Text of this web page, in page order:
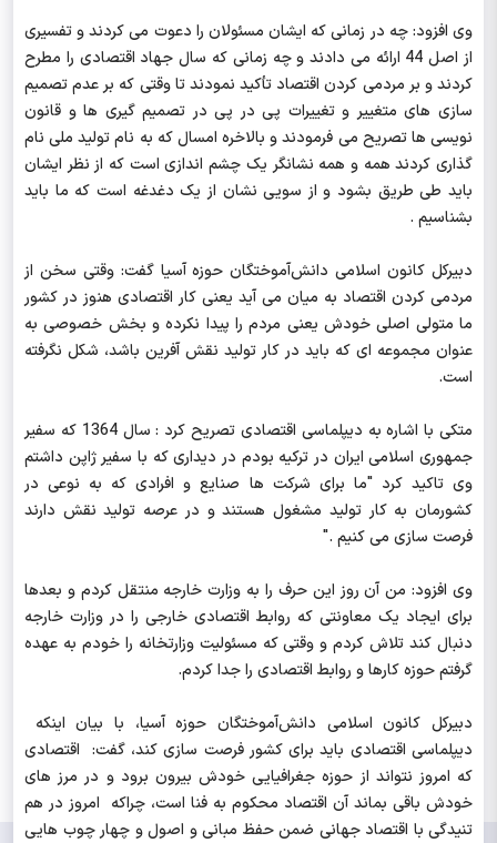
وی افزود: چه در زمانی که ایشان مسئولان را دعوت می کردند و تفسیری
از اصل 44 ارائه می دادند و چه زمانی که سال جهاد اقتصادی را مطرح
کردند و بر مردمی کردن اقتصاد تأکید نمودند تا وقتی که بر عدم تصمیم
سازی های متغییر و تغییرات پی در پی در تصمیم گیری ها و قانون
نویسی ها تصریح می فرمودند و بالاخره امسال که به نام تولید ملی نام
گذاری کردند همه و همه نشانگر یک چشم اندازی است که از نظر ایشان
باید طی طریق بشود و از سویی نشان از یک دغدغه است که ما باید
بشناسیم .
دبیرکل کانون اسلامی دانش‌آموختگان حوزه آسیا گفت: وقتی سخن از
مردمی کردن اقتصاد به میان می آید یعنی کار اقتصادی هنوز در کشور
ما متولی اصلی خودش یعنی مردم را پیدا نکرده و بخش خصوصی به
عنوان مجموعه ای که باید در کار تولید نقش آفرین باشد، شکل نگرفته
است.
متکی با اشاره به دیپلماسی اقتصادی تصریح کرد : سال 1364 که سفیر
جمهوری اسلامی ایران در ترکیه بودم در دیداری که با سفیر ژاپن داشتم
وی تاکید کرد "ما برای شرکت ها صنایع و افرادی که به نوعی در
کشورمان به کار تولید مشغول هستند و در عرصه تولید نقش دارند
فرصت سازی می کنیم ."
وی افزود: من آن روز این حرف را به وزارت خارجه منتقل کردم و بعدها
برای ایجاد یک معاونتی که روابط اقتصادی خارجی را در وزارت خارجه
دنبال کند تلاش کردم و وقتی که مسئولیت وزارتخانه را خودم به عهده
گرفتم حوزه کارها و روابط اقتصادی را جدا کردم.
دبیرکل کانون اسلامی دانش‌آموختگان حوزه آسیا، با بیان اینکه
دیپلماسی اقتصادی باید برای کشور فرصت سازی کند، گفت: اقتصادی
که امروز نتواند از حوزه جغرافیایی خودش بیرون برود و در مرز های
خودش باقی بماند آن اقتصاد محکوم به فنا است، چراکه امروز در هم
تنیدگی با اقتصاد جهانی ضمن حفظ مبانی و اصول و چهار چوب هایی